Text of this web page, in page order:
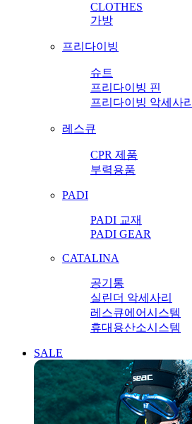
CLOTHES
가방
프리다이빙
슈트
프리다이빙 핀
프리다이빙 악세사리
레스큐
CPR 제품
부력용품
PADI
PADI 교재
PADI GEAR
CATALINA
공기통
실린더 악세사리
레스큐에어시스템
휴대용산소시스템
SALE